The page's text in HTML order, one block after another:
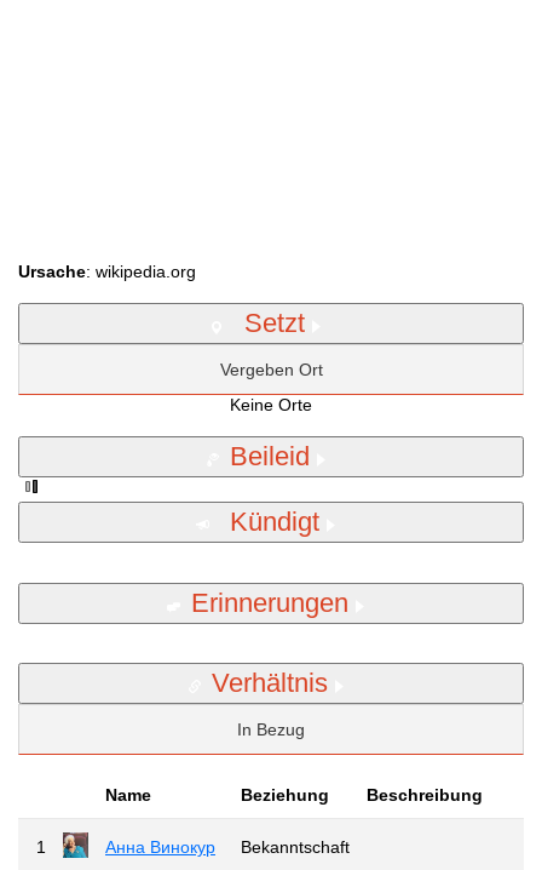
Ursache: wikipedia.org
Setzt
Vergeben Ort
Keine Orte
Beileid
Kündigt
Erinnerungen
Verhältnis
In Bezug
Name Beziehung Beschreibung
1 Анна Винокур Bekanntschaft